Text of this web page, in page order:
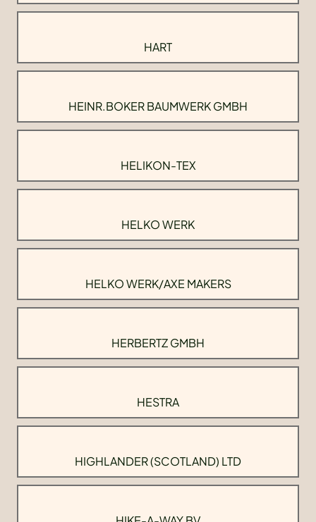
HART
HEINR.BOKER BAUMWERK GMBH
HELIKON-TEX
HELKO WERK
HELKO WERK/AXE MAKERS
HERBERTZ GMBH
HESTRA
HIGHLANDER (SCOTLAND) LTD